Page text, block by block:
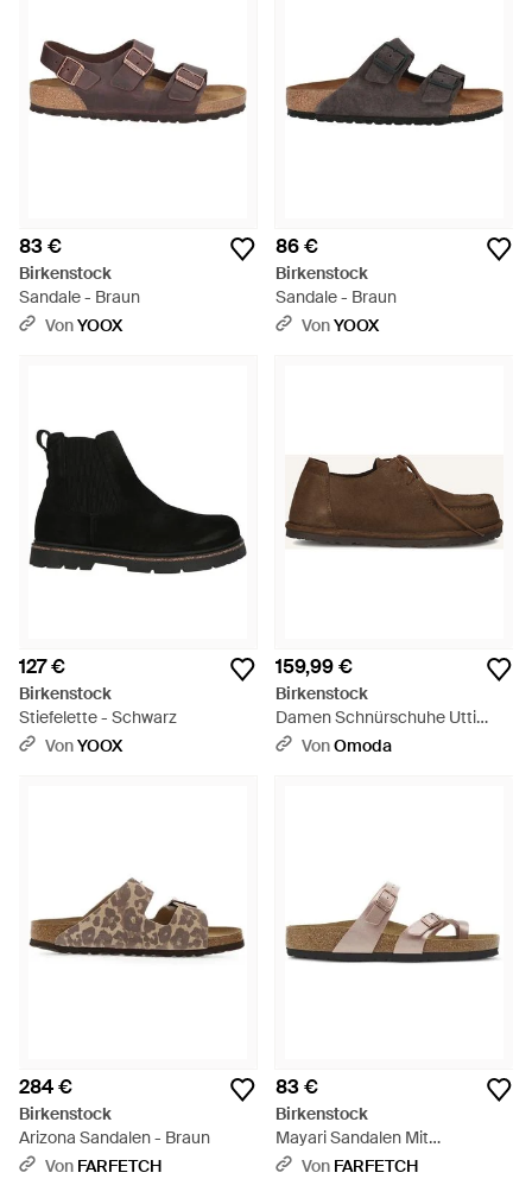
83 €
Birkenstock
Sandale - Braun
VonYOOX
86 €
Birkenstock
Sandale - Braun
VonYOOX
127 €
Birkenstock
Stiefelette - Schwarz
VonYOOX
159,99 €
Birkenstock
Damen Schnürschuhe Utti
Lace W - Schwarz
VonOmoda
284 €
Birkenstock
Arizona Sandalen - Braun
Von FARFETCH
83 €
Birkenstock
Mayari Sandalen Mit
Schnallenverschluss - Weiß
Von FARFETCH